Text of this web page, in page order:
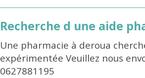
Recherche d une aide
Une pharmacie à deroua
expérimentée Veuillez nous
0627881195